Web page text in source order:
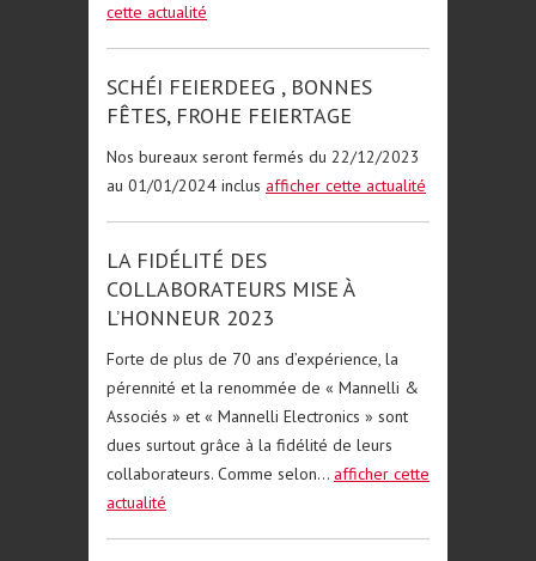
cette actualité
SCHÉI FEIERDEEG , BONNES
FÊTES, FROHE FEIERTAGE
Nos bureaux seront fermés du 22/12/2023
au 01/01/2024 inclus afficher cette actualité
LA FIDÉLITÉ DES
COLLABORATEURS MISE À
L’HONNEUR 2023
Forte de plus de 70 ans d’expérience, la
pérennité et la renommée de « Mannelli &
Associés » et « Mannelli Electronics » sont
dues surtout grâce à la fidélité de leurs
collaborateurs. Comme selon... afficher cette
actualité